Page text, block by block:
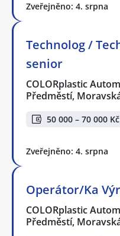
Zveřejněno: 4. srpna
Technolog /
senior
COLORplastic
Předměstí,
50 000 – 70 000 Kč
Zveřejněno: 4. srpna
Operátor/Ka
COLORplastic
Předměstí,